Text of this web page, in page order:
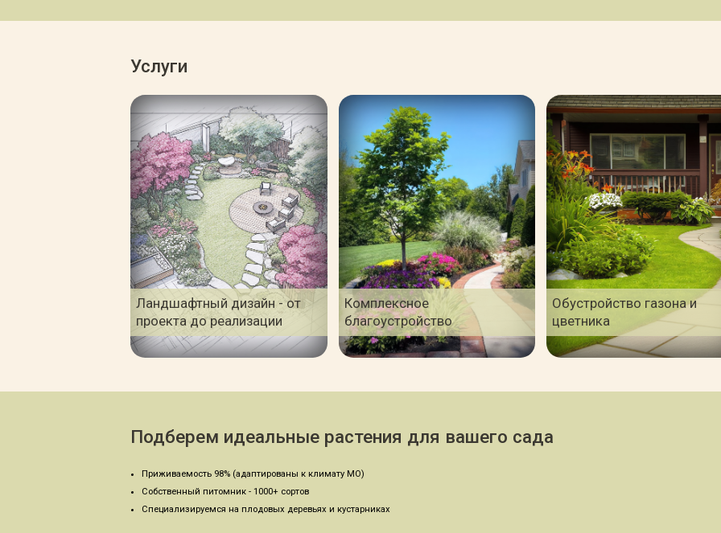
Услуги
Ландшафтный дизайн - от
проекта до реализации
Комплексное
благоустройство
Обустройство газона и
цветника
Подберем идеальные растения для вашего сада
Приживаемость 98% (адаптированы к климату МО)
Собственный питомник - 1000+ сортов
Специализируемся на плодовых деревьях и кустарниках